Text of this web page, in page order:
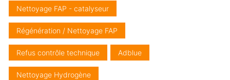
Nettoyage FAP - catalyseur
Régénération / Nettoyage FAP
Refus contrôle technique Adblue
Nettoyage Hydrogène